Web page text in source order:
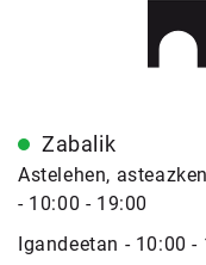
Zabalik
Astelehen,
- 10:00 - 19:00
Igandeetan - 10:00 -